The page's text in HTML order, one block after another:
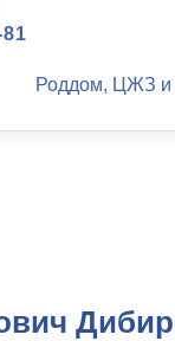
Роддом, ЦЖЗ